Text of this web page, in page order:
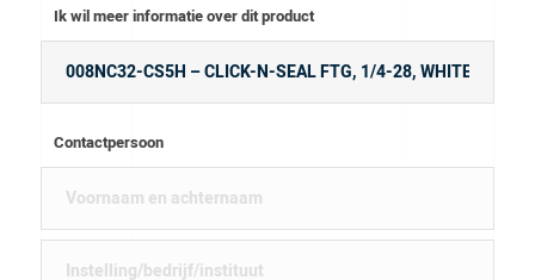
Ik wil meer informatie over dit product
Contactpersoon